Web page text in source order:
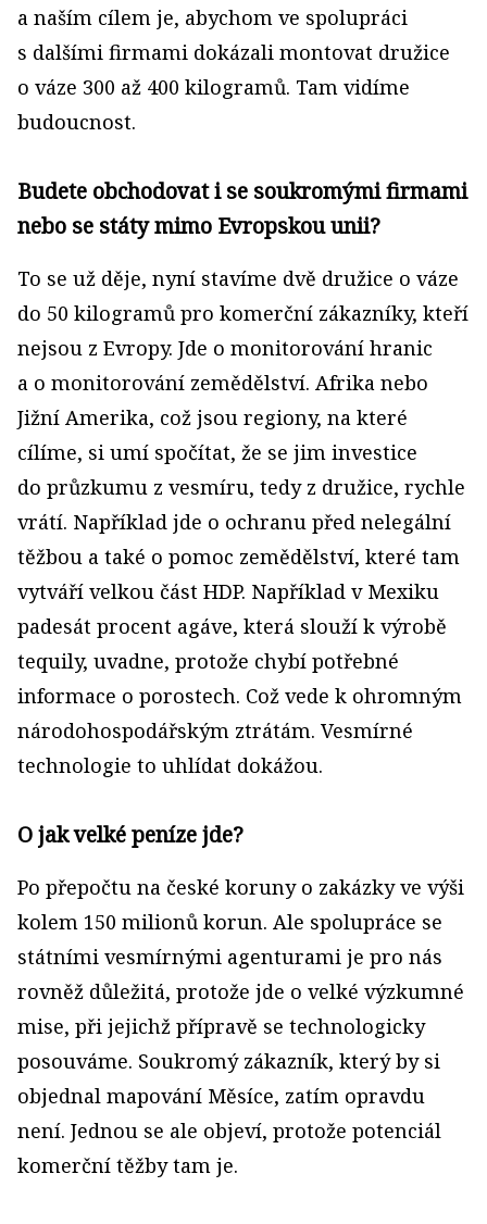
a naším cílem je, abychom ve spolupráci
s dalšími firmami dokázali montovat družice
o váze 300 až 400 kilogramů. Tam vidíme
budoucnost.
Budete obchodovat i se soukromými firmami
nebo se státy mimo Evropskou unii?
To se už děje, nyní stavíme dvě družice o váze
do 50 kilo­gramů pro komerční zákazníky, kteří
nejsou z Evropy. Jde o monitorování hranic
a o monitorování zemědělství. Afrika nebo
Jižní Amerika, což jsou regiony, na které
cílíme, si umí spočítat, že se jim investice
do průzkumu z vesmíru, tedy z družice, rychle
vrátí. Například jde o ochranu před nelegální
těžbou a také o pomoc zemědělství, které tam
vytváří velkou část HDP. Například v Mexiku
padesát procent agáve, která slouží k výrobě
tequily, uvadne, protože chybí potřebné
informace o porostech. Což vede k ohromným
národohospodářským ztrátám. Vesmírné
technologie to uhlídat dokážou.
O jak velké peníze jde?
Po přepočtu na české koruny o zakázky ve výši
kolem 150 milionů korun. Ale spolupráce se
státními vesmírnými agenturami je pro nás
rovněž důležitá, protože jde o velké výzkumné
mise, při jejichž přípravě se technologicky
posouváme. Soukromý zákazník, který by si
objednal mapování Měsíce, zatím opravdu
není. Jednou se ale objeví, protože potenciál
komerční těžby tam je.